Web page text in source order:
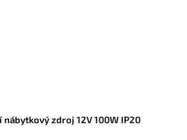
nábytkový zdroj 12V 100W IP20